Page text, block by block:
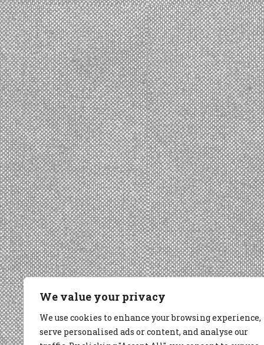
We value your privacy
We use cookies to enhance your browsing experience,
serve personalised ads or content, and analyse our